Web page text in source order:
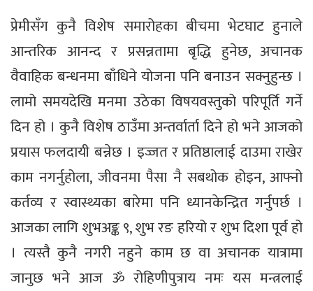
प्रेमीसँग कुनै विशेष समारोहका बीचमा भेटघाट हुनाले
आन्तरिक आनन्द र प्रसन्नतामा बृद्धि हुनेछ, अचानक
वैवाहिक बन्धनमा बाँधिने योजना पनि बनाउन सक्नुहुन्छ ।
लामो समयदेखि मनमा उठेका विषयवस्तुको परिपूर्ति गर्ने
दिन हो । कुनै विशेष ठाउँमा अन्तर्वार्ता दिने हो भने आजको
प्रयास फलदायी बन्नेछ । इज्जत र प्रतिष्ठालाई दाउमा राखेर
काम नगर्नुहोला, जीवनमा पैसा नै सबथोक होइन, आफ्नो
कर्तव्य र स्वास्थ्यका बारेमा पनि ध्यानकेन्द्रित गर्नुपर्छ ।
आजका लागि शुभअङ्क ९, शुभ रङ हरियो र शुभ दिशा पूर्व हो
। त्यस्तै कुनै नगरी नहुने काम छ वा अचानक यात्रामा
जानुछ भने आज ॐ रोहिणीपुत्राय नमः यस मन्त्रलाई